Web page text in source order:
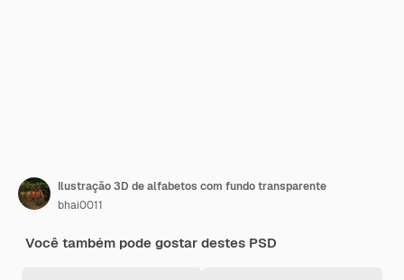
Ilustração 3D de alfabetos com fundo transparente
bhai0011
Você também pode gostar destes PSD